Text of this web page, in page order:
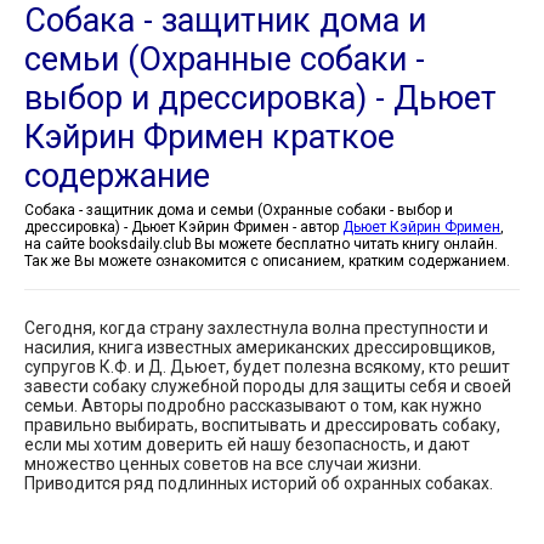
Собака - защитник дома и
семьи (Охранные собаки -
выбор и дрессировка) - Дьюет
Кэйрин Фримен краткое
содержание
Собака - защитник дома и семьи (Охранные собаки - выбор и
дрессировка) - Дьюет Кэйрин Фримен - автор Дьюет Кэйрин Фримен,
на сайте booksdaily.club Вы можете бесплатно читать книгу онлайн.
Так же Вы можете ознакомится с описанием, кратким содержанием.
Сегодня, когда страну захлестнула волна преступности и
насилия, книга известных американских дрессировщиков,
супругов К.Ф. и Д. Дьюет, будет полезна всякому, кто решит
завести собаку служебной породы для защиты себя и своей
семьи. Авторы подробно рассказывают о том, как нужно
правильно выбирать, воспитывать и дрессировать собаку,
если мы хотим доверить ей нашу безопасность, и дают
множество ценных советов на все случаи жизни.
Приводится ряд подлинных историй об охранных собаках.